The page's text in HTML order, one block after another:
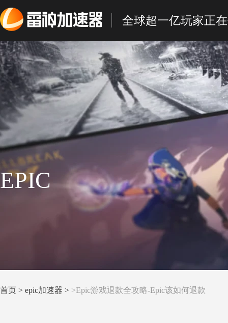
全球超一亿玩家正
EPIC
首页 > epic加速器 > >Epic游戏退款全攻略-Epic该如何退款